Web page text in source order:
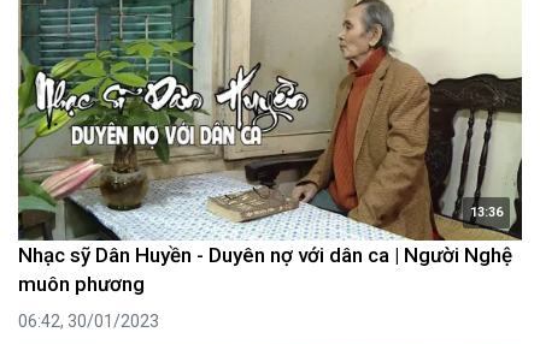
13:36
Nhạc sỹ Dân Huyền - Duyên nợ với dân ca | Người Nghệ
muôn phương
06:42, 30/01/2023